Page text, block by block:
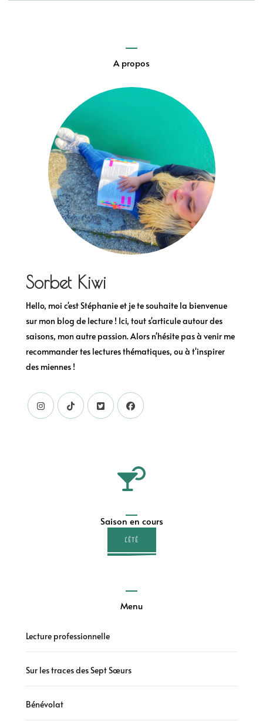
A propos
Sorbet Kiwi
Hello, moi c'est Stéphanie et je te souhaite la bienvenue
sur mon blog de lecture ! Ici, tout s'articule autour des
saisons, mon autre passion. Alors n'hésite pas à venir me
recommander tes lectures thématiques, ou à t'inspirer
des miennes !
Saison en cours
L'ÉTÉ
Menu
Lecture professionnelle
Sur les traces des Sept Sœurs
Bénévolat